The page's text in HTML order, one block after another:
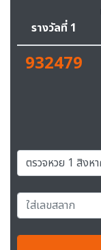
รางวัลที่ 1
932479